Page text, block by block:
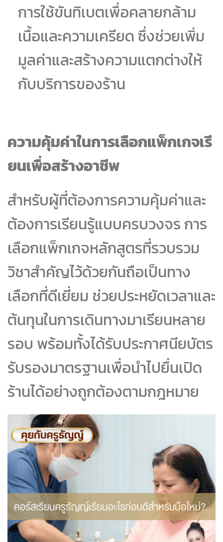
การใช้ขันทิเบตเพื่อคลายกล้าม
เนื้อและความเครียด ซึ่งช่วยเพิ่ม
มูลค่าและสร้างความแตกต่างให้
กับบริการของร้าน
ความคุ้มค่าในการเลือกแพ็กเกจเรี
ยนเพื่อสร้างอาชีพ
สำหรับผู้ที่ต้องการความคุ้มค่าและ
ต้องการเรียนรู้แบบครบวงจร การ
เลือกแพ็กเกจหลักสูตรที่รวบรวม
วิชาสำคัญไว้ด้วยกันถือเป็นทาง
เลือกที่ดีเยี่ยม ช่วยประหยัดเวลาและ
ต้นทุนในการเดินทางมาเรียนหลาย
รอบ พร้อมทั้งได้รับประกาศนียบัตร
รับรองมาตรฐานเพื่อนำไปยื่นเปิด
ร้านได้อย่างถูกต้องตามกฎหมาย